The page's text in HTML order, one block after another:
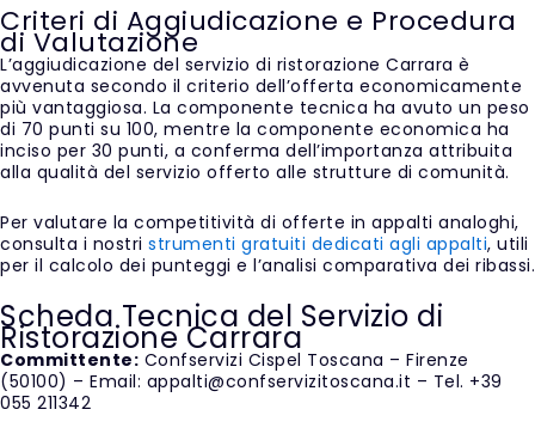
Criteri di Aggiudicazione e Procedura
di Valutazione
L’aggiudicazione del servizio di ristorazione Carrara è
avvenuta secondo il criterio dell’offerta economicamente
più vantaggiosa. La componente tecnica ha avuto un peso
di 70 punti su 100, mentre la componente economica ha
inciso per 30 punti, a conferma dell’importanza attribuita
alla qualità del servizio offerto alle strutture di comunità.
Per valutare la competitività di offerte in appalti analoghi,
consulta i nostri strumenti gratuiti dedicati agli appalti, utili
per il calcolo dei punteggi e l’analisi comparativa dei ribassi.
Scheda Tecnica del Servizio di
Ristorazione Carrara
Committente: Confservizi Cispel Toscana – Firenze
(50100) – Email: appalti@confservizitoscana.it – Tel. +39
055 211342